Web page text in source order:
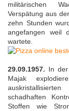
militärischen
Verspätung aus
zehn Stunden
angefangen weil
wartete.
29.09.1957. In der
Majak
schadhaften
Stoffen wie